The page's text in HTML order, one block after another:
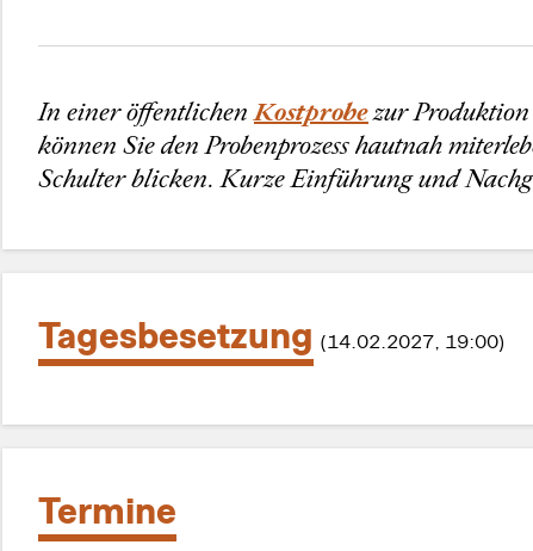
In einer öffentlichenKostprobezur
können Sie den Probenprozess hautnah
Schulter blicken. Kurze Einführung und
Tagesbesetzung (14.02.2027, 19:00)
Termine